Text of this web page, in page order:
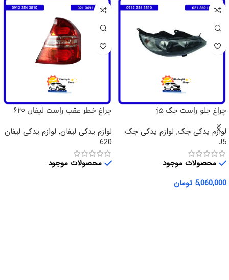
چراغ جلو راست جک j5
لوازم یدکی جک, لوازم یدکی جک
J5
محصولات موجود
5,060,000 تومان
چراغ خطر عقب راست لیفان 620
لوازم یدکی لیفان, لوازم یدکی لیفان
620
محصولات موجود